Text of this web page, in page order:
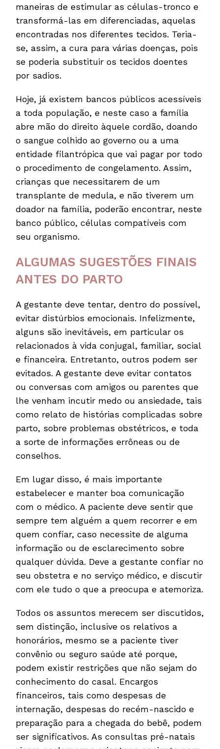
maneiras de estimular as células-tronco e
transformá-las em diferenciadas, aquelas
encontradas nos diferentes tecidos. Teria-
se, assim, a cura para várias doenças, pois
se poderia substituir os tecidos doentes
por sadios.
Hoje, já existem bancos públicos acessíveis
a toda população, e neste caso a família
abre mão do direito àquele cordão, doando
o sangue colhido ao governo ou a uma
entidade filantrópica que vai pagar por todo
o procedimento de congelamento. Assim,
crianças que necessitarem de um
transplante de medula, e não tiverem um
doador na família, poderão encontrar, neste
banco público, células compatíveis com
seu organismo.
ALGUMAS SUGESTÕES FINAIS
ANTES DO PARTO
A gestante deve tentar, dentro do possível,
evitar distúrbios emocionais. Infelizmente,
alguns são inevitáveis, em particular os
relacionados à vida conjugal, familiar, social
e financeira. Entretanto, outros podem ser
evitados. A gestante deve evitar contatos
ou conversas com amigos ou parentes que
lhe venham incutir medo ou ansiedade, tais
como relato de histórias complicadas sobre
parto, sobre problemas obstétricos, e toda
a sorte de informações errôneas ou de
conselhos.
Em lugar disso, é mais importante
estabelecer e manter boa comunicação
com o médico. A paciente deve sentir que
sempre tem alguém a quem recorrer e em
quem confiar, caso necessite de alguma
informação ou de esclarecimento sobre
qualquer dúvida. Deve a gestante confiar no
seu obstetra e no serviço médico, e discutir
com ele tudo o que a preocupa e atemoriza.
Todos os assuntos merecem ser discutidos,
sem distinção, inclusive os relativos a
honorários, mesmo se a paciente tiver
convênio ou seguro saúde até porque,
podem existir restrições que não sejam do
conhecimento do casal. Encargos
financeiros, tais como despesas de
internação, despesas do recém-nascido e
preparação para a chegada do bebê, podem
ser significativos. As consultas pré-natais